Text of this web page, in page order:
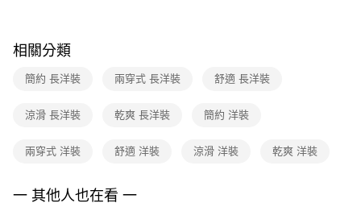
※ 請注意：結帳手續完成當下不需立刻繳費，但若您需要取消訂單，請聯絡
後付繳納相關費用。
是否繳費成功／繳費後需取消欲退款等相關疑問，請聯繫「AFTEE先享後付
【注意事項】
權轉讓予恩沛科技股份有限公司。
黑貓宅配
每筆NT$200，滿NT$8,000(含以上)免運費
付款後門市自取
相關分類
簡約 長洋裝 兩穿式 長洋裝 舒適 長洋裝
涼滑 長洋裝 乾爽 長洋裝 簡約 洋裝
兩穿式 洋裝 舒適 洋裝 涼滑 洋裝 乾爽 洋裝
一 其他人也在看 一